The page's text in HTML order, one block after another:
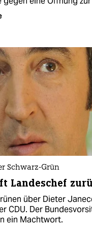
Schwarz-Grün
Landeschef
über Dieter
CDU. Der
ein Machtwort.